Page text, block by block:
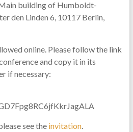
building of Humboldt-
den Linden 6, 10117 Berlin,
online. Please follow the link
and copy it in its
if necessary:
see the invitation.